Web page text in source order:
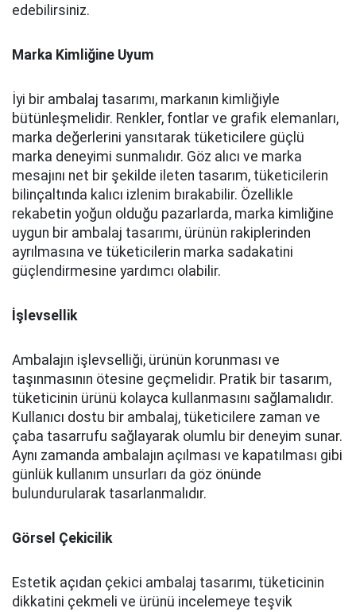
edebilirsiniz.
Marka Kimliğine Uyum
İyi bir ambalaj tasarımı, markanın kimliğiyle
bütünleşmelidir. Renkler, fontlar ve grafik elemanları,
marka değerlerini yansıtarak tüketicilere güçlü
marka deneyimi sunmalıdır. Göz alıcı ve marka
mesajını net bir şekilde ileten tasarım, tüketicilerin
bilinçaltında kalıcı izlenim bırakabilir. Özellikle
rekabetin yoğun olduğu pazarlarda, marka kimliğine
uygun bir ambalaj tasarımı, ürünün rakiplerinden
ayrılmasına ve tüketicilerin marka sadakatini
güçlendirmesine yardımcı olabilir.
İşlevsellik
Ambalajın işlevselliği, ürünün korunması ve
taşınmasının ötesine geçmelidir. Pratik bir tasarım,
tüketicinin ürünü kolayca kullanmasını sağlamalıdır.
Kullanıcı dostu bir ambalaj, tüketicilere zaman ve
çaba tasarrufu sağlayarak olumlu bir deneyim sunar.
Aynı zamanda ambalajın açılması ve kapatılması gibi
günlük kullanım unsurları da göz önünde
bulundurularak tasarlanmalıdır.
Görsel Çekicilik
Estetik açıdan çekici ambalaj tasarımı, tüketicinin
dikkatini çekmeli ve ürünü incelemeye teşvik